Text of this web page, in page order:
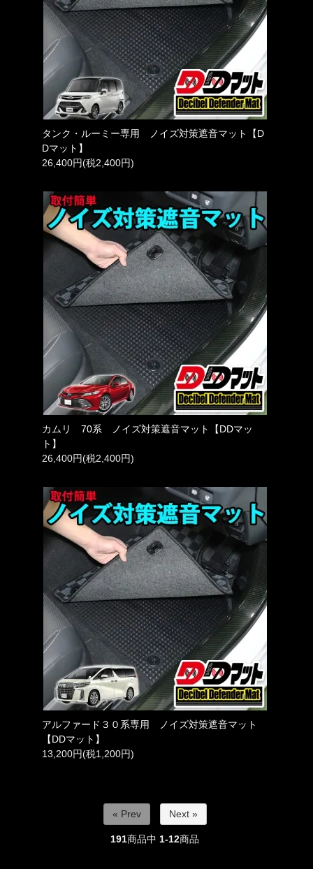
タンク・ルーミー専用 ノイズ対策遮音マット【D
Dマット】
26,400円(税2,400円)
カムリ 70系 ノイズ対策遮音マット【DDマッ
ト】
26,400円(税2,400円)
アルファード３０系専用 ノイズ対策遮音マット
【DDマット】
13,200円(税1,200円)
« Prev Next »
191商品中 1-12商品